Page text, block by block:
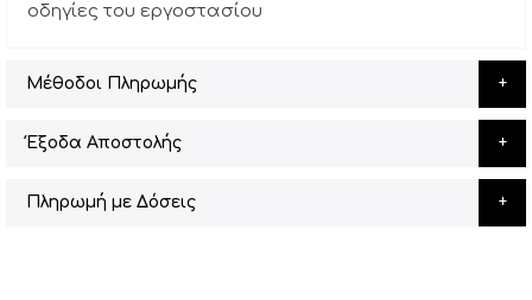
οδηγίες του εργοστασίου
Μέθοδοι Πληρωμής
Έξοδα Αποστολής
Πληρωμή με Δόσεις